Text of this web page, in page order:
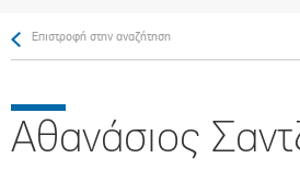
Επιστροφή στην αναζήτηση
Αθανάσιος